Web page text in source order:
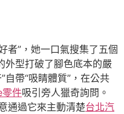
者”，她一口氣搜集了五個
外型打破了腳色底本的嚴
自帶“吸睛體質”，在公共
件吸引旁人獵奇詢問。
通過它來主動清楚台北汽